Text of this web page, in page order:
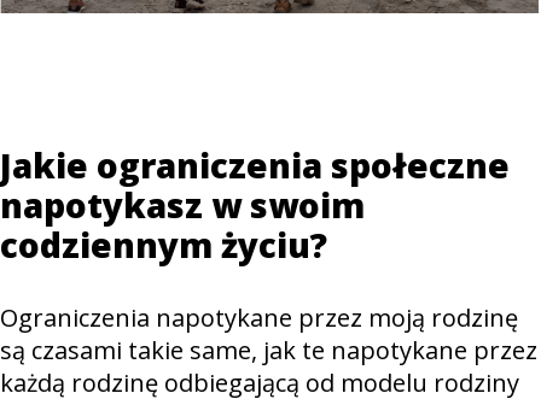
Jakie ograniczenia społeczne
napotykasz w swoim
codziennym życiu?
Ograniczenia napotykane przez moją rodzinę
są czasami takie same, jak te napotykane przez
każdą rodzinę odbiegającą od modelu rodziny